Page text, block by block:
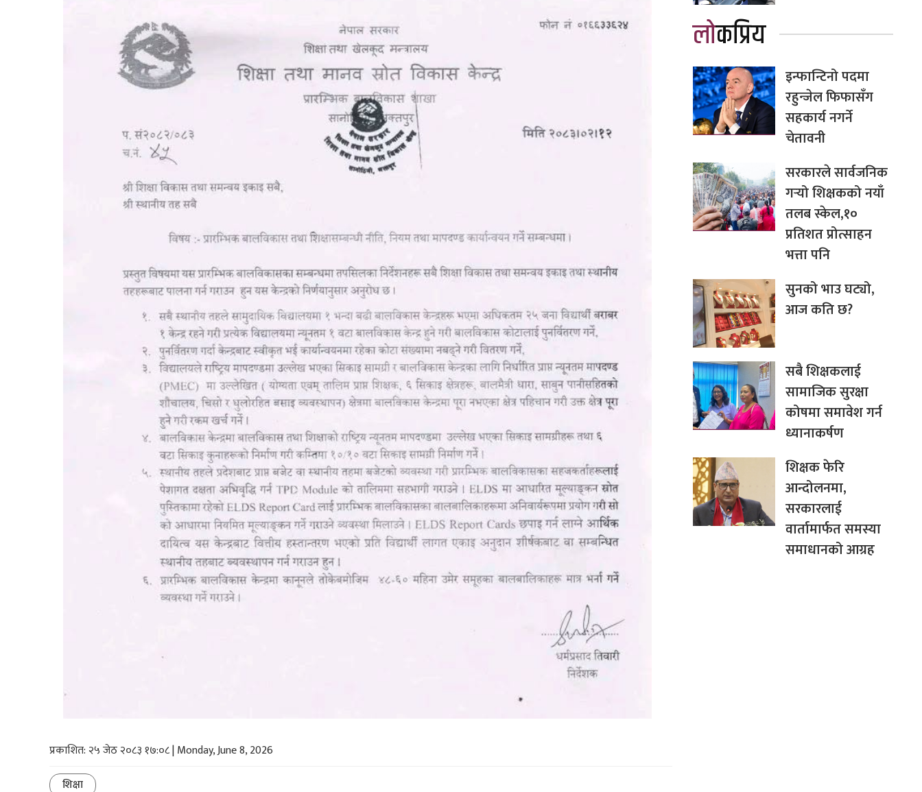
प्रकाशित: २५ जेठ २०८३ १७:०८ | Monday, June 8, 2026
शिक्षा
लोकप्रिय
इन्फान्टिनो पदमा
रहुन्जेल फिफासँग
सहकार्य नगर्ने
चेतावनी
सरकारले सार्वजनिक
गर्‍यो शिक्षकको नयाँ
तलब स्केल,१०
प्रतिशत प्रोत्साहन
भत्ता पनि
सुनको भाउ घट्यो,
आज कति छ?
सबै शिक्षकलाई
सामाजिक सुरक्षा
कोषमा समावेश गर्न
ध्यानाकर्षण
शिक्षक फेरि
आन्दोलनमा,
सरकारलाई
वार्तामार्फत समस्या
समाधानको आग्रह